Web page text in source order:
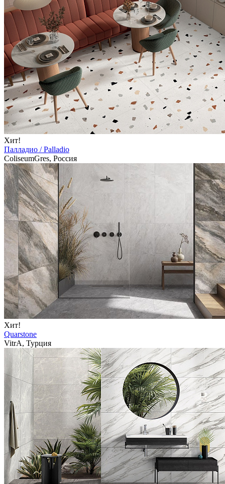
Хит!
Палладио / Palladio
ColiseumGres, Россия
Хит!
Quarstone
VitrA, Турция